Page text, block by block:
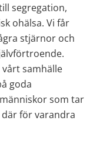
segregation,
ohälsa. Vi får
stjärnor och
samhälle
goda
som tar
för varandra